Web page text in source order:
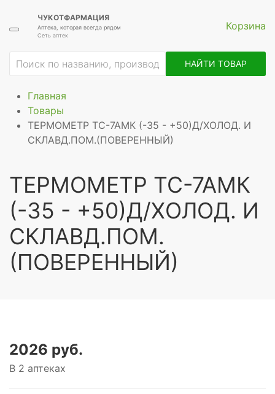
ЧУКОТФАРМАЦИЯ
Аптека, которая всегда рядом
Сеть аптек
Корзина
НАЙТИ ТОВАР
Главная
Товары
ТЕРМОМЕТР ТС-7АМК (-35 - +50)Д/ХОЛОД. И
СКЛАВД.ПОМ.(ПОВЕРЕННЫЙ)
ТЕРМОМЕТР ТС-7АМК
(-35 - +50)Д/ХОЛОД. И
СКЛАВД.ПОМ.
(ПОВЕРЕННЫЙ)
2026 руб.
В 2 аптеках